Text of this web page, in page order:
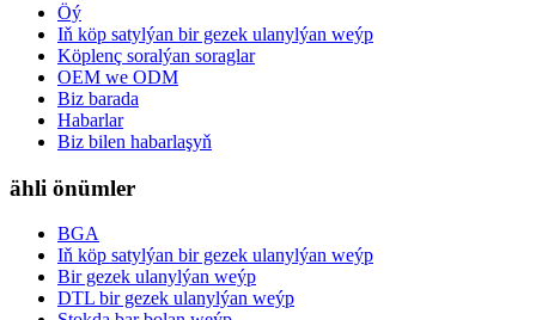
Öý
Iň köp satylýan bir gezek ulanylýan weýp
Köplenç soralýan soraglar
OEM we ODM
Biz barada
Habarlar
Biz bilen habarlaşyň
ähli önümler
BGA
Iň köp satylýan bir gezek ulanylýan weýp
Bir gezek ulanylýan weýp
DTL bir gezek ulanylýan weýp